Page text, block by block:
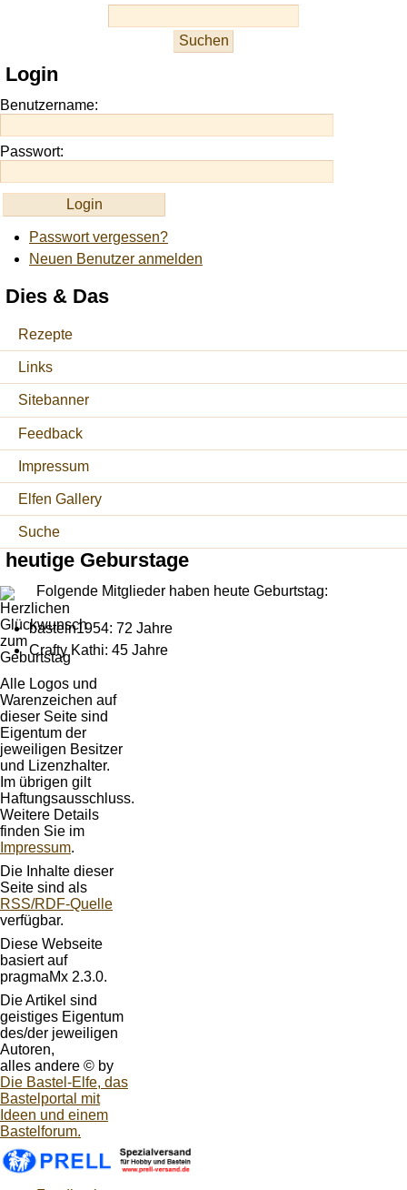
site
https://onlineslots.money/
Login
Benutzername:
Passwort:
Passwort vergessen?
Neuen Benutzer anmelden
Dies & Das
Rezepte
Links
Sitebanner
Feedback
Impressum
Elfen Gallery
Suche
heutige Geburstage
Folgende Mitglieder haben heute Geburtstag:
basteln1954: 72 Jahre
Crafty Kathi: 45 Jahre
Alle Logos und
Warenzeichen auf
dieser Seite sind
Eigentum der
jeweiligen Besitzer
und Lizenzhalter.
Im übrigen gilt
Haftungsausschluss.
Weitere Details
finden Sie im
Impressum.
Die Inhalte dieser
Seite sind als
RSS/RDF-Quelle
verfügbar.
Diese Webseite
basiert auf
pragmaMx 2.3.0.
Die Artikel sind
geistiges Eigentum
des/der jeweiligen
Autoren,
alles andere © by
Die Bastel-Elfe, das
Bastelportal mit
Ideen und einem
Bastelforum.